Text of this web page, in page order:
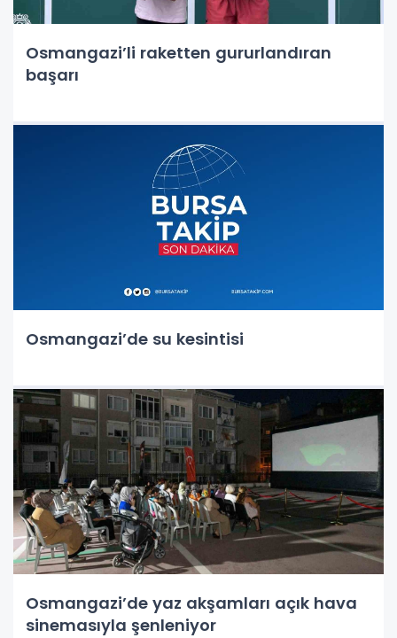
Osmangazi’li raketten gururlandıran
başarı
Osmangazi’de su kesintisi
Osmangazi’de yaz akşamları açık hava
sinemasıyla şenleniyor